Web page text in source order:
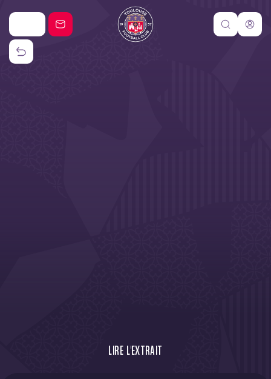
LIRE L'EXTRAIT